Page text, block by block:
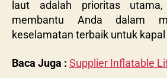
laut adalah prioritas
membantu Anda dalam
keselamatan terbaik untuk kapal
Baca Juga : Supplier Inflatable